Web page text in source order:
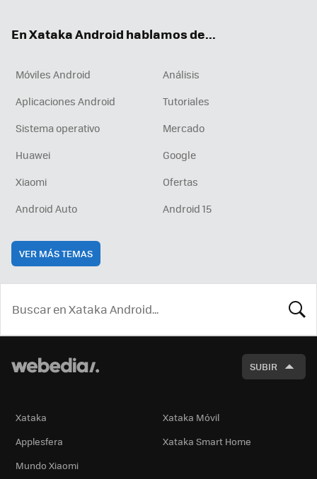
En Xataka Android hablamos de...
Móviles Android
Análisis
Aplicaciones Android
Tutoriales
Sistema operativo
Mercado
Huawei
Google
Xiaomi
Ofertas
Android Auto
Android 15
VER MÁS TEMAS
SUBIR
Xataka
Xataka Móvil
Applesfera
Xataka Smart Home
Mundo Xiaomi